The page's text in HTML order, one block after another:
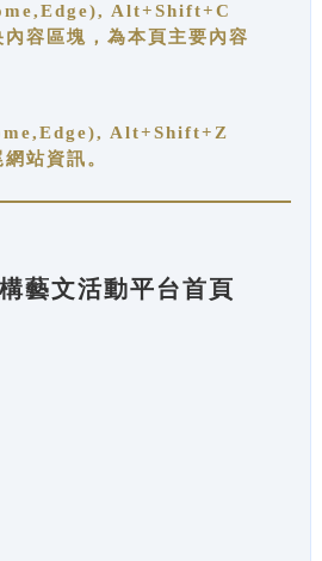
Alt+Shift+C
容區塊，為本頁主要內容
Alt+Shift+Z
站資訊。
藝文活動平台首頁